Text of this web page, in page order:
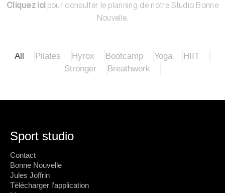
Cliquez ici pour consulter le planning de notre Studio Bonne
Nouvelle.
All Pilates Hyrox Bootcamp Yoga
HIIT
Stronger
Breathwork
Sport studio
Contact
Bonne Nouvelle
Jules Joffrin
Télécharger l’application